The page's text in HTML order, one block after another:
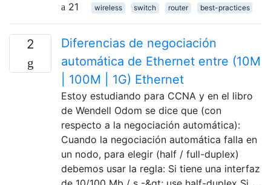
21 wireless switch router best-practices
2
Diferencias de negociación
automática de Ethernet entre (10M
| 100M | 1G) Ethernet
Estoy estudiando para CCNA y en el libro
de Wendell Odom se dice que (con
respecto a la negociación automática):
Cuando la negociación automática falla en
un nodo, para elegir (half / full-duplex)
debemos usar la regla: Si tiene una interfaz